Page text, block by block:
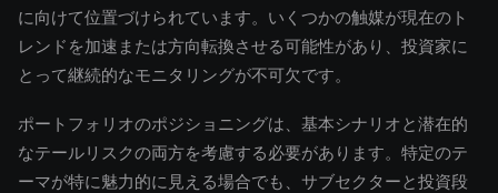
に向けて位置づけられています。いくつかの触媒が現在のト
レンドを加速または方向転換させる可能性があり、投資家に
とって継続的なモニタリングが不可欠です。
ポートフォリオのポジショニングは、基本シナリオと潜在的
なテールリスクの両方を考慮する必要があります。特定のテ
ーマが特に魅力的に見える場合でも、サブセクターと投資段